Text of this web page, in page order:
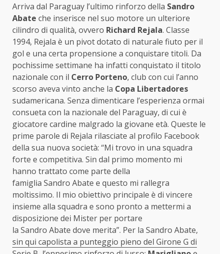
Arriva dal Paraguay l’ultimo rinforzo della Sandro
Abate che inserisce nel suo motore un ulteriore
cilindro di qualità, ovvero Richard Rejala. Classe
1994, Rejala è un pivot dotato di naturale fiuto per il
gol e una certa propensione a conquistare titoli. Da
pochissime settimane ha infatti conquistato il titolo
nazionale con il Cerro Porteno, club con cui l’anno
scorso aveva vinto anche la Copa Libertadores
sudamericana. Senza dimenticare l’esperienza ormai
consueta con la nazionale del Paraguay, di cui è
giocatore cardine malgrado la giovane età. Queste le
prime parole di Rejala rilasciate al profilo Facebook
della sua nuova società: “Mi trovo in una squadra
forte e competitiva. Sin dal primo momento mi
hanno trattato come parte della
famiglia Sandro Abate e questo mi rallegra
moltissimo. Il mio obiettivo principale è di vincere
insieme alla squadra e sono pronto a mettermi a
disposizione dei Mister per portare
la Sandro Abate dove merita”. Per la Sandro Abate,
sin qui capolista a punteggio pieno del Girone G di